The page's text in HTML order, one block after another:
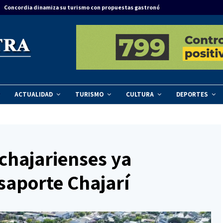
Concordia dinamiza su turismo con propuestas gastronómicas y culturales en…
ACTUALIDAD TURISMO CULTURA DEPORTES
ya
Chajarí